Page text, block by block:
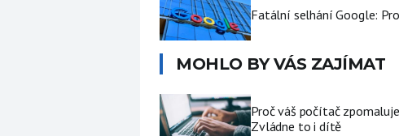
Fatální selhání Google:
MOHLO BY VÁS ZAJÍMAT
Proč váš počítač
Zvládne to i dítě